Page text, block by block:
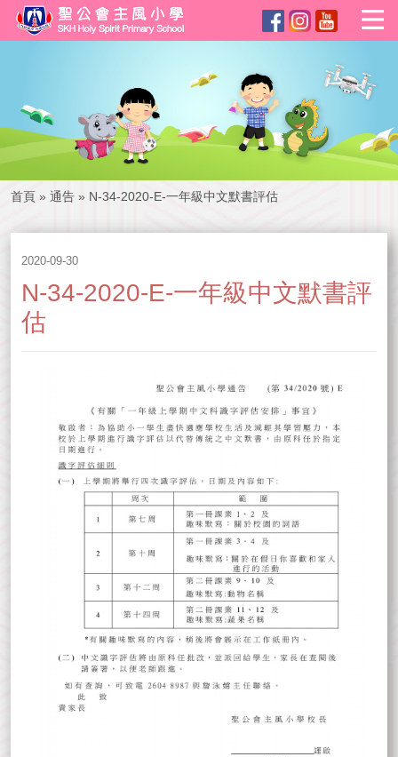
首頁 » 通告 » N-34-2020-E-一年級中文默書評估
2020-09-30
N-34-2020-E-一年級中文默書評
估